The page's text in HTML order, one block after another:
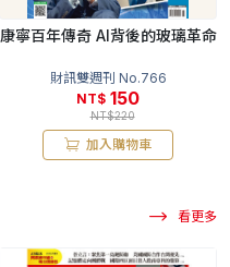
康寧百年傳奇 AI背後的玻璃革命
財訊雙週刊 No.766
NT$ 150
NT$220
加入購物車
看更多